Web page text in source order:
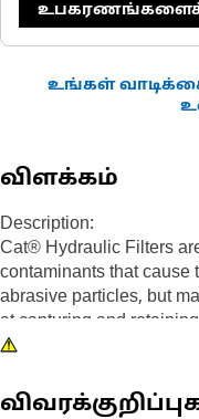
உபகரணங்களைச்
உங்கள்
விளக்கம்
Description:
Cat® Hydraulic Filters
contaminants that cause
abrasive particles, but
at capturing and
to sensitive fuel system
performs better with